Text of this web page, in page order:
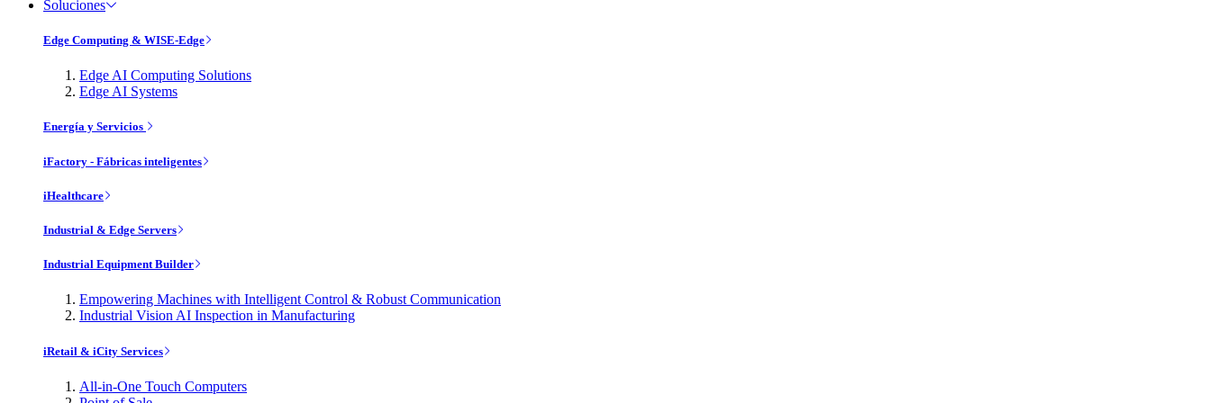
Soluciones
Edge Computing & WISE-Edge
Edge AI Computing Solutions
Edge AI Systems
Energía y Servicios
iFactory - Fábricas inteligentes
iHealthcare
Industrial & Edge Servers
Industrial Equipment Builder
Empowering Machines with Intelligent Control & Robust Communication
Industrial Vision AI Inspection in Manufacturing
iRetail & iCity Services
All-in-One Touch Computers